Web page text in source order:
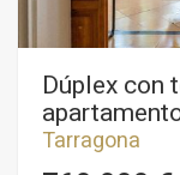
Dúplex con
Tarragona